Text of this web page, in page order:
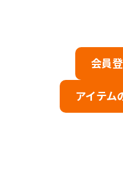
会員
アイテム